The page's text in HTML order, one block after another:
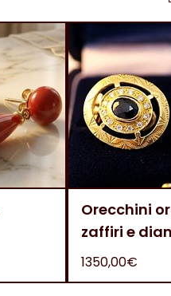
Orecchini
zaffiri e
1350,00€